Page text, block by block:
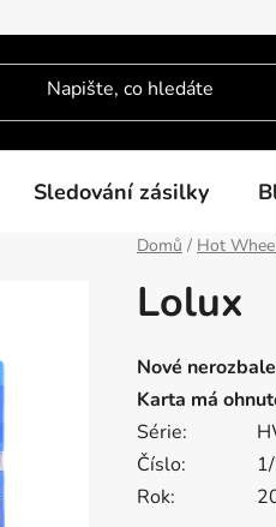
Sledování zásilky
Domů / Hot
Lolux
Nové
Karta má
Série:
Číslo:
Rok: